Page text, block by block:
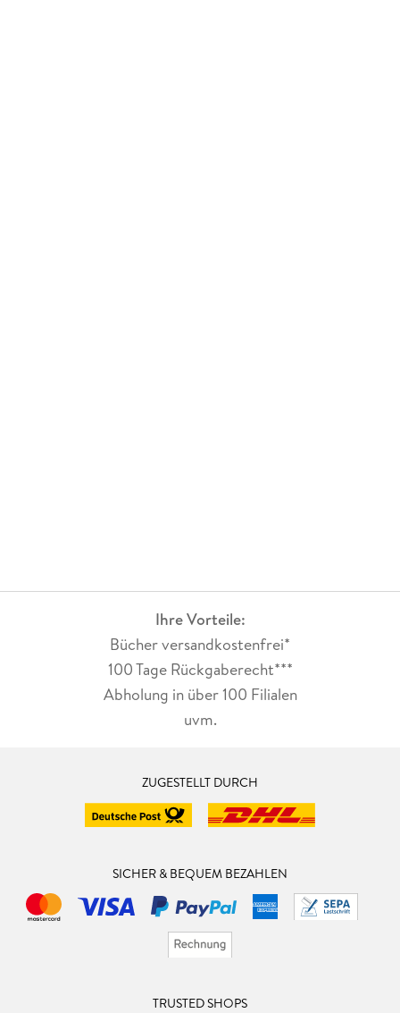
Ihre Vorteile:
Bücher versandkostenfrei*
100 Tage Rückgaberecht***
Abholung in über 100 Filialen
uvm.
ZUGESTELLT DURCH
SICHER & BEQUEM BEZAHLEN
TRUSTED SHOPS